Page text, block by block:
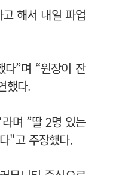
해서 내일 파업
다”며 “원장이 잔
했다.
며 ”딸 2명 있는
"고 주장했다.